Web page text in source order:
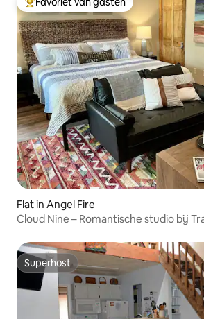
Topfavoriet van gasten
Flat in Angel Fire
Cloud Nine – Romantische studio bij
Superhost
Superhost